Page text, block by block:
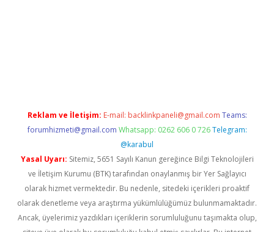
Reklam ve İletişim: E-mail: backlinkpaneli@gmail.com Teams:
forumhizmeti@gmail.com Whatsapp: 0262 606 0 726 Telegram:
@karabul
Yasal Uyarı: Sitemiz, 5651 Sayılı Kanun gereğince Bilgi Teknolojileri
ve İletişim Kurumu (BTK) tarafından onaylanmış bir Yer Sağlayıcı
olarak hizmet vermektedir. Bu nedenle, sitedeki içerikleri proaktif
olarak denetleme veya araştırma yükümlülüğümüz bulunmamaktadır.
Ancak, üyelerimiz yazdıkları içeriklerin sorumluluğunu taşımakta olup,